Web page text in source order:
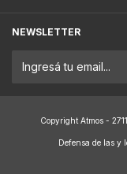
NEWSLETTER
Copyright Atmos -
Defensa de las y